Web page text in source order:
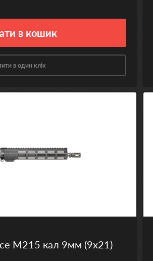
в кошик
в один клік
M215 кал 9мм (9х21)